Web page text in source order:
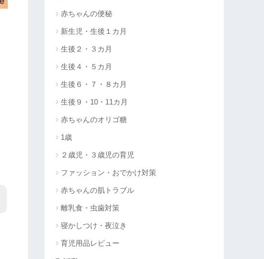
赤ちゃんの便秘
新生児・生後１カ月
生後２・３カ月
生後４・５カ月
生後６・７・８カ月
生後９・10・11カ月
赤ちゃんのオリゴ糖
1歳
２歳児・３歳児の育児
ファッション・おでかけ対策
赤ちゃんの肌トラブル
離乳食・虫歯対策
寝かしつけ・夜泣き
育児用品レビュー